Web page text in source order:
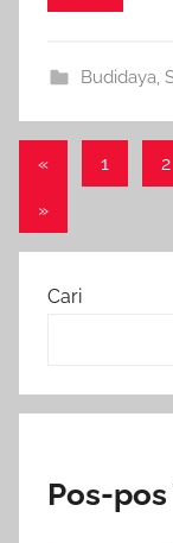
Budidaya,
Paginasi
pos
«Previous
1 2
Next
»
Cari
Pos-